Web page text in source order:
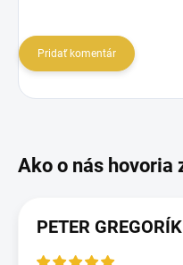
Pridať komentár
PETER GREGORÍK